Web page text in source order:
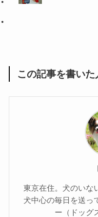
この記事を書いた
東京在住。犬のいな
犬中心の毎日を送っ
ー（ドッグ